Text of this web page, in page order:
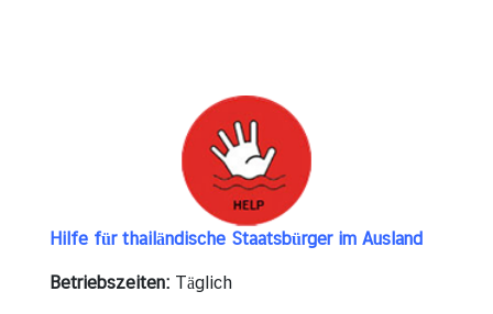
d
e
Hilfe für thailändische Staatsbürger im Ausland
Betriebszeiten: Täglich